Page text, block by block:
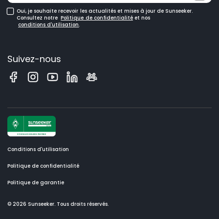
Oui, je souhaite recevoir les actualités et mises à jour de Sunseeker.
Consultez notre Politique de confidentialitéet nos
conditions d'utilisation.
Suivez-nous
Conditions d'utilisation
Politique de confidentialité
Politique de garantie
© 2026 Sunseeker. Tous droits réservés.